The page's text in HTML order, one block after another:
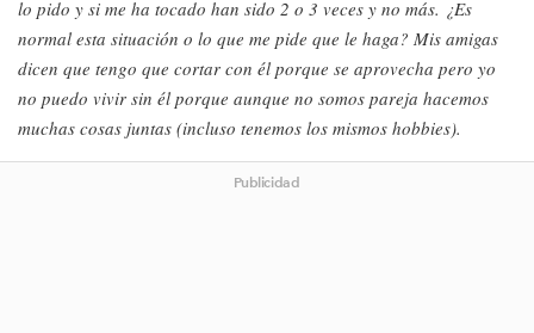
lo pido y si me ha tocado han sido 2 o 3 veces y no más. ¿Es
normal esta situación o lo que me pide que le haga? Mis amigas
dicen que tengo que cortar con él porque se aprovecha pero yo
no puedo vivir sin él porque aunque no somos pareja hacemos
muchas cosas juntas (incluso tenemos los mismos hobbies).
Publicidad